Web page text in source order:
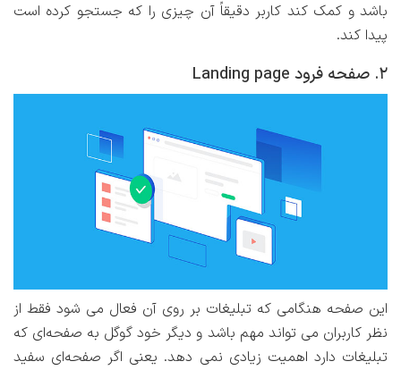
باشد و کمک کند کاربر دقیقاً آن چیزی را که جستجو کرده است
پیدا کند.
2. صفحه فرود Landing page
این صفحه هنگامی که تبلیغات بر روی آن فعال می شود فقط از
نظر کاربران می تواند مهم باشد و دیگر خود گوگل به صفحه‌ای که
تبلیغات دارد اهمیت زیادی نمی دهد. یعنی اگر صفحه‌ای سفید